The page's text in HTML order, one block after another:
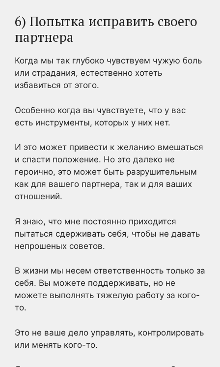
6) Попытка исправить своего
партнера
Когда мы так глубоко чувствуем чужую боль
или страдания, естественно хотеть
избавиться от этого.
Особенно когда вы чувствуете, что у вас
есть инструменты, которых у них нет.
И это может привести к желанию вмешаться
и спасти положение. Но это далеко не
героично, это может быть разрушительным
как для вашего партнера, так и для ваших
отношений.
Я знаю, что мне постоянно приходится
пытаться сдерживать себя, чтобы не давать
непрошеных советов.
В жизни мы несем ответственность только за
себя. Вы можете поддерживать, но не
можете выполнять тяжелую работу за кого-
то.
Это не ваше дело управлять, контролировать
или менять кого-то.